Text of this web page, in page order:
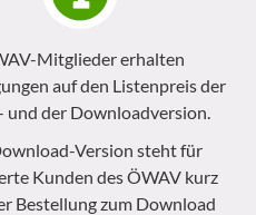
Mitglieder erhalten
auf den Listenpreis der
und der Downloadversion.
Version steht für
Kunden des ÖWAV kurz
Bestellung zum Download